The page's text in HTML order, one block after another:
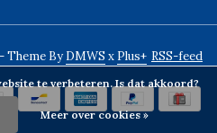
Theme ByDMWS x Plus+ RSS-feed
te verbeteren. Is dat akkoord?
Meer over cookies »